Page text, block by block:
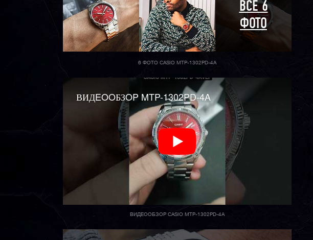
ВСЕ 6
ФОТО
6 ФОТО CASIO MTP-1302PD-4A
ВИДEOOБЗOP MTP-1302PD-4A
ВИДЕООБЗОР CASIO MTP-1302PD-4A